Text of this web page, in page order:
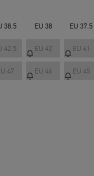
EU 37.5
EU 38
38.5
EU 41
EU 42
42.5
EU 45
EU 46
47